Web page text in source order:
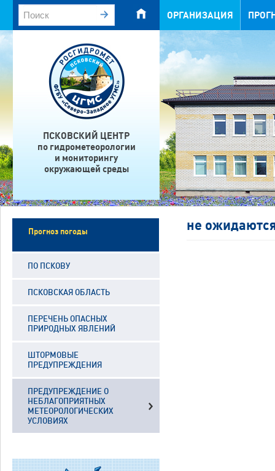
ОРГАНИЗАЦИЯ
ПСКОВСКИЙ ЦЕНТР
по гидрометеорологии
и мониторингу
окружающей среды
Прогноз погоды
ПО ПСКОВУ
ПСКОВСКАЯ ОБЛАСТЬ
ПЕРЕЧЕНЬ ОПАСНЫХ
ПРИРОДНЫХ ЯВЛЕНИЙ
ШТОРМОВЫЕ
ПРЕДУПРЕЖДЕНИЯ
ПРЕДУПРЕЖДЕНИЕ О
НЕБЛАГОПРИЯТНЫХ
МЕТЕОРОЛОГИЧЕСКИХ
УСЛОВИЯХ
не